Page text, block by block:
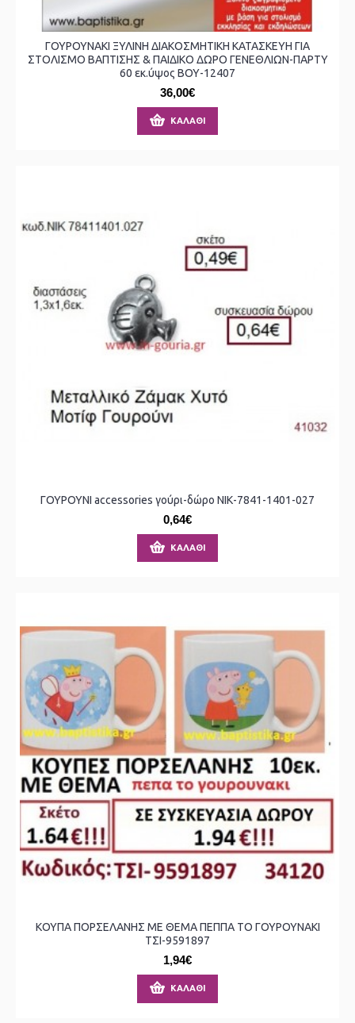
ΓΟΥΡΟΥΝΑΚΙ ΞΥΛΙΝΗ ΔΙΑΚΟΣΜΗΤΙΚΗ ΚΑΤΑΣΚΕΥΗ ΓΙΑ
ΣΤΟΛΙΣΜΟ ΒΑΠΤΙΣΗΣ & ΠΑΙΔΙΚΟ ΔΩΡΟ ΓΕΝΕΘΛΙΩΝ-ΠΑΡΤΥ
60 εκ.ύψος ΒΟΥ-12407
36,00€
ΚΑΛΆΘΙ
ΓΟΥΡΟΥΝΙ accessories γούρι-δώρο ΝΙΚ-7841-1401-027
0,64€
ΚΑΛΆΘΙ
ΚΟΥΠΑ ΠΟΡΣΕΛΑΝΗΣ ΜΕ ΘΕΜΑ ΠΕΠΠΑ ΤΟ ΓΟΥΡΟΥΝΑΚΙ
ΤΣΙ-9591897
1,94€
ΚΑΛΆΘΙ